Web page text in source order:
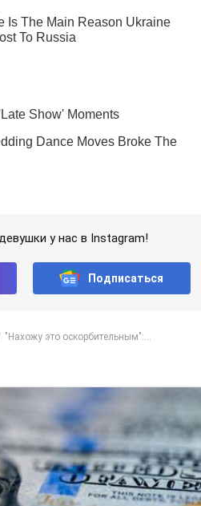
у нас в Instagram!
Подписаться
"Нахожу это оскорбительным":...